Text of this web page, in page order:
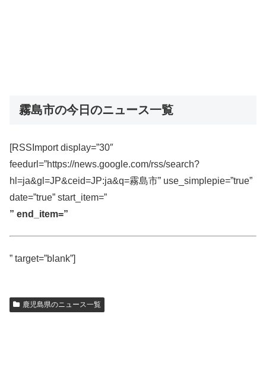
霧島市の今日のニュース一覧
[RSSImport display=”30″
feedurl=”https://news.google.com/rss/search?
hl=ja&gl=JP&ceid=JP:ja&q=霧島市” use_simplepie=”true”
date=”true” start_item=”
” end_item=”
” target=”blank”]
鹿児島県のニュース一覧